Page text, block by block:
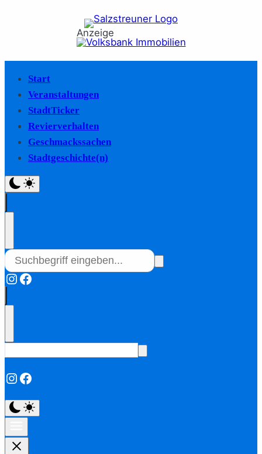
Anzeige
Start
Veranstaltungen
StadtTicker
Revierverhalten
Geschmackssachen
Stadtgeschichte(n)
Instagram
Facebook
Instagram
Facebook